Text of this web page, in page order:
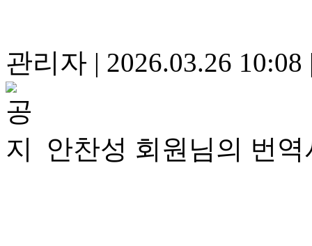
관리자 | 2026.03.26 10:08
안찬성 회원님의 번